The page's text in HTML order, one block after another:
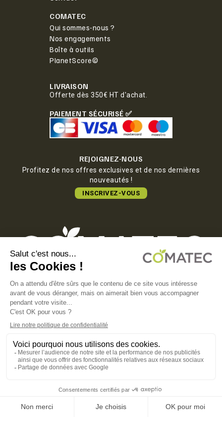
COMATEC
Qui sommes-nous ?
Nos engagements
Boîte à outils
PlanetScore©
LIVRAISON
Offerte dès 350€ HT d'achat.
PAIEMENT SÉCURISÉ ✅
REJOIGNEZ-NOUS
Profitez de nos offres exclusives et de nos dernières
nouveautés !
INSCRIVEZ-VOUS
COMATEC PACKAGING
Boulevard François-Xavier Fafeur
11000 Carcassonne, FRANCE
POLITIQUE DE CONFIDENTIALITÉ
POLITIQUE EN MATIÈRE DE COOKIES
CGV